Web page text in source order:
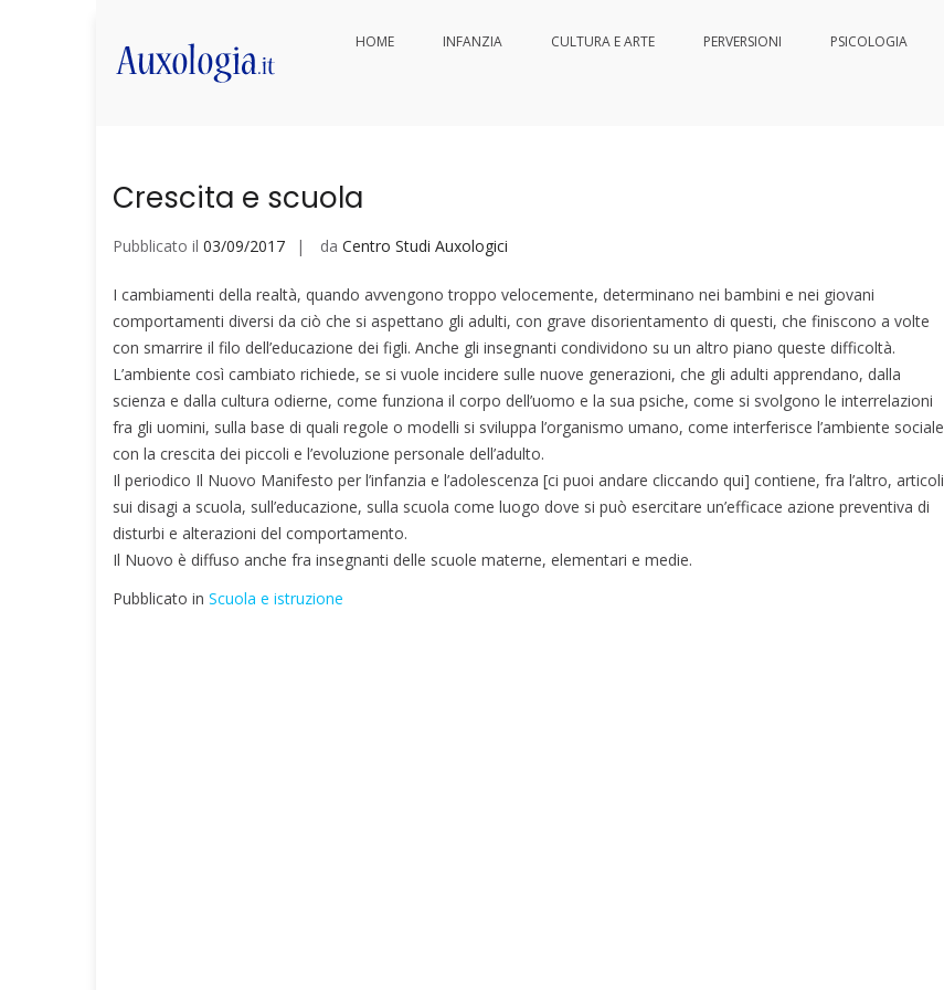
contenuti
HOME INFANZIA CULTURA E ARTE PERVERSIONI PSICOLOGIA
Categoria:Scuola e istruzione
Crescita e scuola
Pubblicato il 03/09/2017 da Centro Studi Auxologici
I cambiamenti della realtà, quando avvengono troppo velocemente, determinano nei bambini e nei giovani
comportamenti diversi da ciò che si aspettano gli adulti, con grave disorientamento di questi, che finiscono a volte
con smarrire il filo dell’educazione dei figli. Anche gli insegnanti condividono su un altro piano queste difficoltà.
L’ambiente così cambiato richiede, se si vuole incidere sulle nuove generazioni, che gli adulti apprendano, dalla
scienza e dalla cultura odierne, come funziona il corpo dell’uomo e la sua psiche, come si svolgono le interrelazioni
fra gli uomini, sulla base di quali regole o modelli si sviluppa l’organismo umano, come interferisce l’ambiente sociale
con la crescita dei piccoli e l’evoluzione personale dell’adulto.
Il periodico Il Nuovo Manifesto per l’infanzia e l’adolescenza [ci puoi andare cliccando qui] contiene, fra l’altro, articoli
sui disagi a scuola, sull’educazione, sulla scuola come luogo dove si può esercitare un’efficace azione preventiva di
disturbi e alterazioni del comportamento.
Il Nuovo è diffuso anche fra insegnanti delle scuole materne, elementari e medie.
Pubblicato in Scuola e istruzione